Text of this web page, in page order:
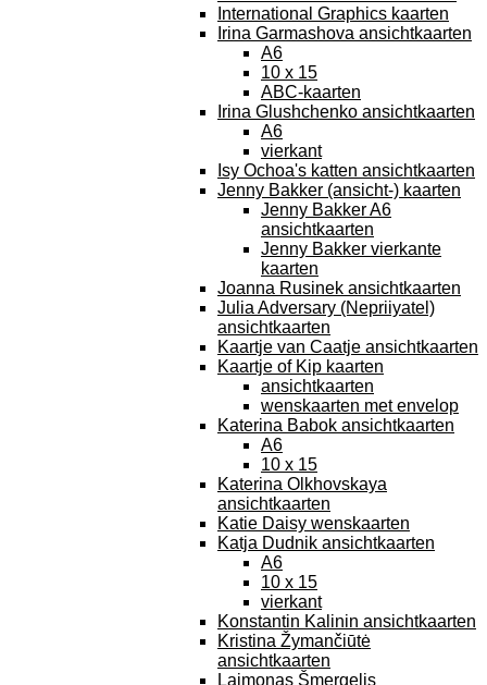
International Graphics kaarten
Irina Garmashova ansichtkaarten
A6
10 x 15
ABC-kaarten
Irina Glushchenko ansichtkaarten
A6
vierkant
Isy Ochoa's katten ansichtkaarten
Jenny Bakker (ansicht-) kaarten
Jenny Bakker A6
ansichtkaarten
Jenny Bakker vierkante
kaarten
Joanna Rusinek ansichtkaarten
Julia Adversary (Nepriiyatel)
ansichtkaarten
Kaartje van Caatje ansichtkaarten
Kaartje of Kip kaarten
ansichtkaarten
wenskaarten met envelop
Katerina Babok ansichtkaarten
A6
10 x 15
Katerina Olkhovskaya
ansichtkaarten
Katie Daisy wenskaarten
Katja Dudnik ansichtkaarten
A6
10 x 15
vierkant
Konstantin Kalinin ansichtkaarten
Kristina Žymančiūtė
ansichtkaarten
Laimonas Šmergelis